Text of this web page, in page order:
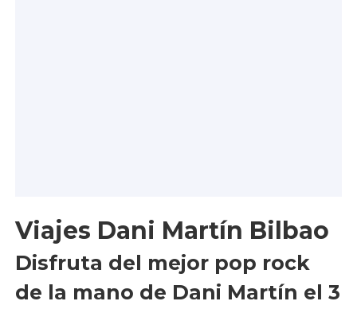
Viajes Dani Martín Bilbao
Disfruta del mejor pop rock
de la mano de Dani Martín el 3